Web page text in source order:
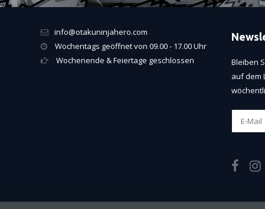
info@otakuninjahero.com
Wochentags geöffnet von 09.00 - 17.00 Uhr
Wochenende & Feiertage geschlossen
Bleiben
auf dem